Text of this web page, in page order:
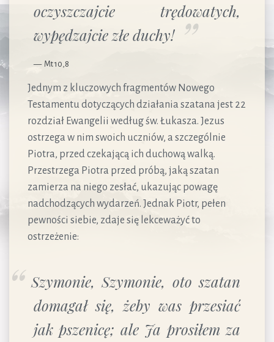
oczyszczajcie trędowatych,
wypędzajcie złe duchy!
Mt 10,8
Jednym z kluczowych fragmentów Nowego
Testamentu dotyczących działania szatana jest 22
rozdział Ewangelii według św. Łukasza. Jezus
ostrzega w nim swoich uczniów, a szczególnie
Piotra, przed czekającą ich duchową walką.
Przestrzega Piotra przed próbą, jaką szatan
zamierza na niego zesłać, ukazując powagę
nadchodzących wydarzeń. Jednak Piotr, pełen
pewności siebie, zdaje się lekceważyć to
ostrzeżenie:
Szymonie, Szymonie, oto szatan
domagał się, żeby was przesiać
jak pszenicę; ale Ja prosiłem za